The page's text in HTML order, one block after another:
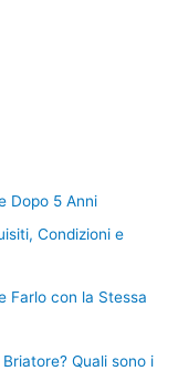
Dopo 5 Anni
Condizioni e
Farlo con la Stessa
Quali sono i